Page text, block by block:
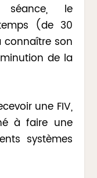
le
(de 30
connaître son
de la
une FIV,
à faire une
systèmes